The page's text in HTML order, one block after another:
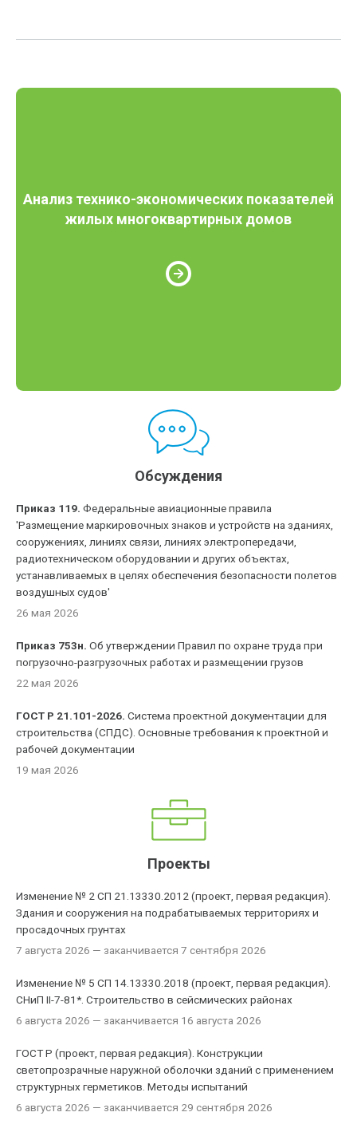
Анализ технико-экономических показателей
жилых многоквартирных домов
Обсуждения
Приказ 119. Федеральные авиационные правила
'Размещение маркировочных знаков и устройств на зданиях,
сооружениях, линиях связи, линиях электропередачи,
радиотехническом оборудовании и других объектах,
устанавливаемых в целях обеспечения безопасности полетов
воздушных судов'
26 мая 2026
Приказ 753н. Об утверждении Правил по охране труда при
погрузочно-разгрузочных работах и размещении грузов
22 мая 2026
ГОСТ Р 21.101-2026. Система проектной документации для
строительства (СПДС). Основные требования к проектной и
рабочей документации
19 мая 2026
Проекты
Изменение № 2 СП 21.13330.2012 (проект, первая редакция).
Здания и сооружения на подрабатываемых территориях и
просадочных грунтах
7 августа 2026 — заканчивается 7 сентября 2026
Изменение № 5 СП 14.13330.2018 (проект, первая редакция).
СНиП II-7-81*. Строительство в сейсмических районах
6 августа 2026 — заканчивается 16 августа 2026
ГОСТ Р (проект, первая редакция). Конструкции
светопрозрачные наружной оболочки зданий с применением
структурных герметиков. Методы испытаний
6 августа 2026 — заканчивается 29 сентября 2026